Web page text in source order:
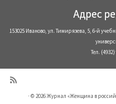
Адрес
153025 Иваново, ул. Тимирязева, 5, 6-й
Тел. (4932)
· © 2026Журнал «Женщина в